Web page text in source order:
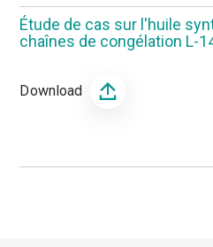
Étude de cas sur l'huile
chaînes de congélation L-
Download